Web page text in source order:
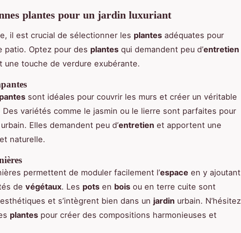
plantes pour un jardin luxuriant
il est crucial de sélectionner les plantes adéquates pour
patio. Optez pour des plantes qui demandent peu d’entretien
une touche de verdure exubérante.
sont idéales pour couvrir les murs et créer un véritable
variétés comme le jasmin ou le lierre sont parfaites pour
urbain. Elles demandent peu d’entretien et apportent une
naturelle.
permettent de moduler facilement l’espace en y ajoutant
de végétaux. Les pots en bois ou en terre cuite sont
et s’intègrent bien dans un jardin urbain. N’hésitez
plantes pour créer des compositions harmonieuses et